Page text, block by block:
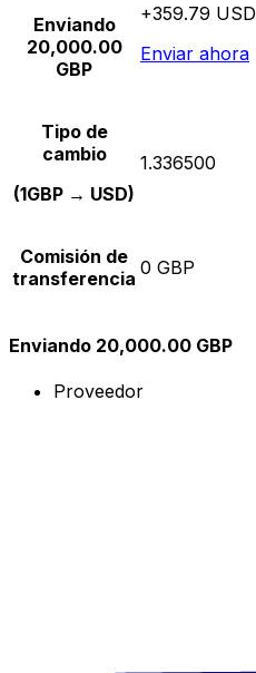
Enviando
20,000.00
GBP
+359.79 USD
Enviar ahora
Tipo de
cambio
(1GBP → USD)
1.336500
Comisión de
transferencia 0 GBP
Enviando 20,000.00 GBP
Proveedor